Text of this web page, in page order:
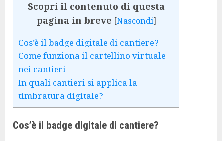
Scopri il contenuto di questa
pagina in breve [Nascondi]
Cos’è il badge digitale di cantiere?
Come funziona il cartellino virtuale
nei cantieri
In quali cantieri si applica la
timbratura digitale?
Cos’è il badge digitale di cantiere?